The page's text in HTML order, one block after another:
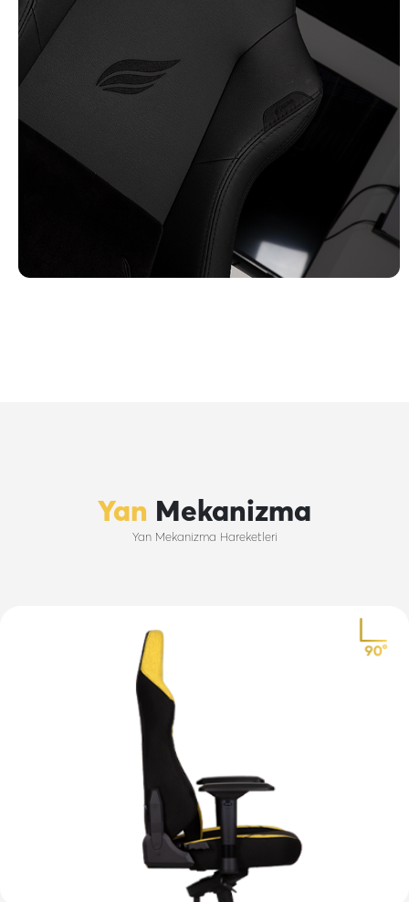
Yan Mekanizma
Yan Mekanizma Hareketleri